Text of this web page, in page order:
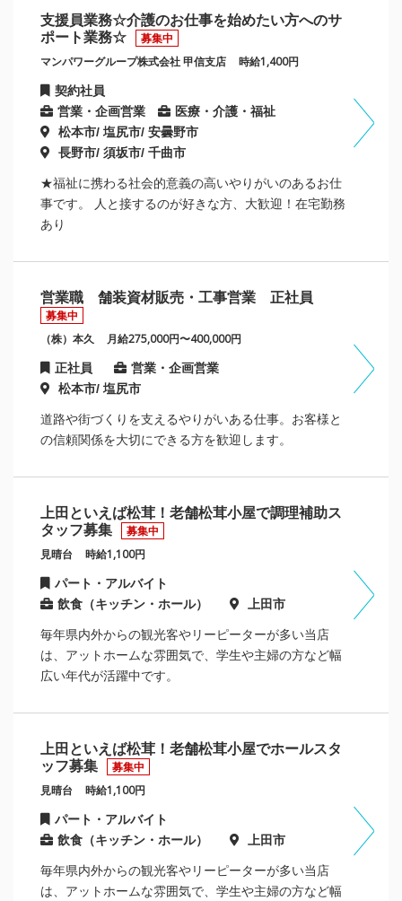
支援員業務☆介護のお仕事を始めたい方へのサ
ポート業務☆
募集中
マンパワーグループ株式会社 甲信支店 時給1,400円
契約社員
営業・企画営業
医療・介護・福祉
松本市/ 塩尻市/ 安曇野市
長野市/ 須坂市/ 千曲市
★福祉に携わる社会的意義の高いやりがいのあるお仕
事です。 人と接するのが好きな方、大歓迎！在宅勤務
あり
営業職 舗装資材販売・工事営業 正社員
募集中
（株）本久 月給275,000円〜400,000円
正社員
営業・企画営業
松本市/ 塩尻市
道路や街づくりを支えるやりがいある仕事。お客様と
の信頼関係を大切にできる方を歓迎します。
上田といえば松茸！老舗松茸小屋で調理補助ス
タッフ募集
募集中
見晴台 時給1,100円
パート・アルバイト
飲食（キッチン・ホール）
上田市
毎年県内外からの観光客やリーピーターが多い当店
は、アットホームな雰囲気で、学生や主婦の方など幅
広い年代が活躍中です。
上田といえば松茸！老舗松茸小屋でホールスタ
ッフ募集
募集中
見晴台 時給1,100円
パート・アルバイト
飲食（キッチン・ホール）
上田市
毎年県内外からの観光客やリーピーターが多い当店
は、アットホームな雰囲気で、学生や主婦の方など幅